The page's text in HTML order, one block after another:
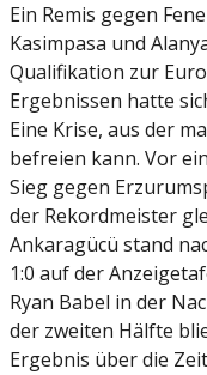
Ein Remis gegen
Kasimpasa und
Qualifikation zur
Ergebnissen hatte
Eine Krise, aus der
befreien kann. Vor
Sieg gegen
der Rekordmeister
Ankaragücü stand
1:0 auf der
Ryan Babel in der
der zweiten Hälfte
Ergebnis über die